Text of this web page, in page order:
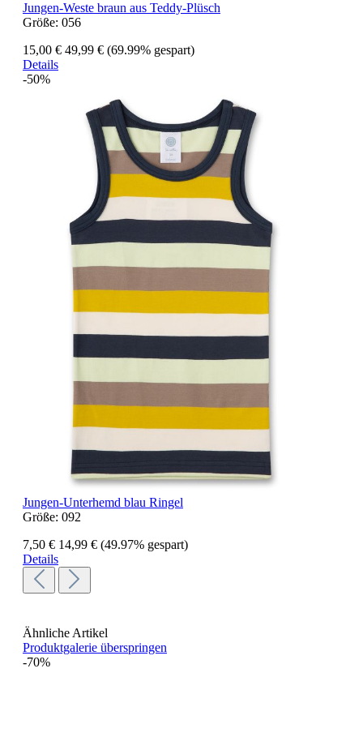
Jungen-Weste braun aus Teddy-Plüsch
Größe: 056
15,00 € 49,99 € (69.99% gespart)
Details
-50%
Jungen-Unterhemd blau Ringel
Größe: 092
7,50 € 14,99 € (49.97% gespart)
Details
Ähnliche Artikel
Produktgalerie überspringen
-70%